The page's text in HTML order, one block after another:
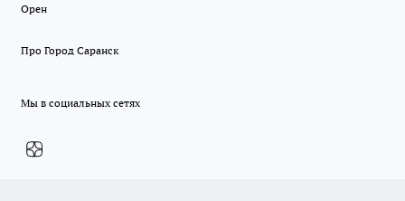
Орен
Про Город Саранск
Мы в социальных сетях